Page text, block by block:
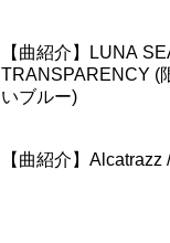
【曲紹介】LUNA
TRANSPARENCY (
いブルー)
【曲紹介】Alcatrazz